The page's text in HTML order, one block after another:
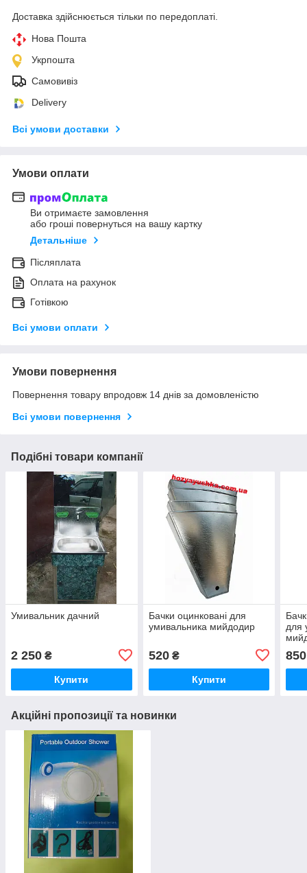
Доставка здійснюється тільки по передоплаті.
Нова Пошта
Укрпошта
Самовивіз
Delivery
Всі умови доставки
Умови оплати
Ви отримаєте замовлення
або гроші повернуться на вашу картку
Детальніше
Післяплата
Оплата на рахунок
Готівкою
Всі умови оплати
Умови повернення
Повернення товару впродовж 14 днів за домовленістю
Всі умови повернення
Подібні товари компанії
Умивальник дачний
2 250 ₴
Купити
Бачки оцинковані для
умивальника мийдодир
520₴
Купити
для
850
Акційні пропозиції та новинки